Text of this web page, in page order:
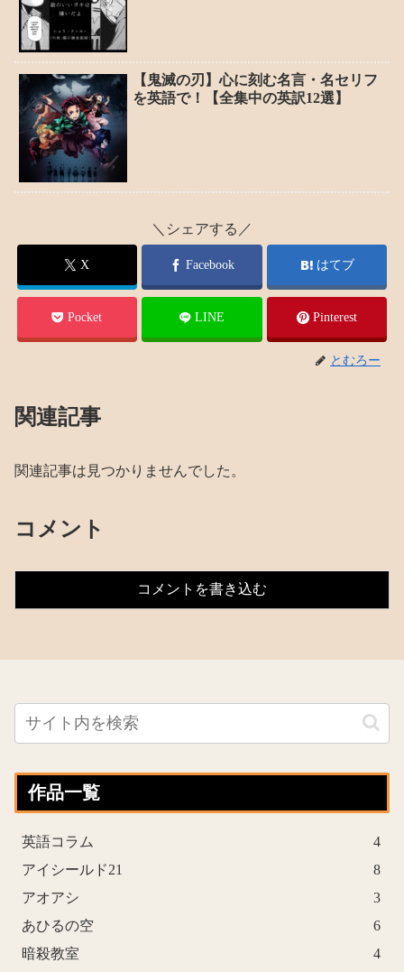
【鬼滅の刃】心に刻む名言・名セリフ
を英語で！【全集中の英訳12選】
＼シェアする／
X Facebook はてブ
Pocket LINE Pinterest
とむろー
関連記事
関連記事は見つかりませんでした。
コメント
コメントを書き込む
作品一覧
英語コラム
4
アイシールド21
8
アオアシ
3
あひるの空
6
暗殺教室
4